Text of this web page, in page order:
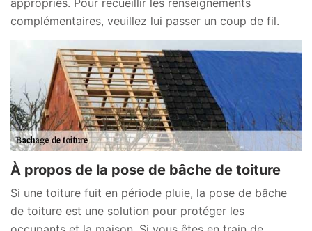
complémentaires, veuillez lui passer un coup de fil.
À propos de la pose de bâche de toiture
Si une toiture fuit en période pluie, la pose de bâche
de toiture est une solution pour protéger les